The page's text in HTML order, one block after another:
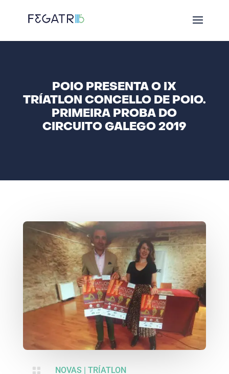
POIO PRESENTA O IX
TRÍATLON CONCELLO DE POIO.
PRIMEIRA PROBA DO
CIRCUITO GALEGO 2019
 NOVAS | TRÍATLON